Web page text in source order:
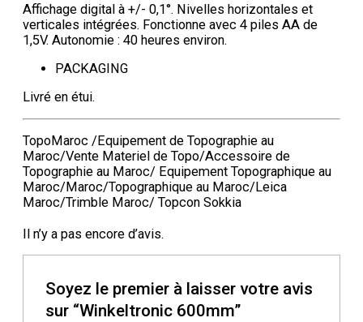
Affichage digital à +/- 0,1°. Nivelles horizontales et
verticales intégrées. Fonctionne avec 4 piles AA de
1,5V. Autonomie : 40 heures environ.
PACKAGING
Livré en étui.
TopoMaroc /Equipement de Topographie au
Maroc/Vente Materiel de Topo/Accessoire de
Topographie au Maroc/ Equipement Topographique au
Maroc/Maroc/Topographique au Maroc/Leica
Maroc/Trimble Maroc/ Topcon Sokkia
Il n’y a pas encore d’avis.
Soyez le premier à laisser votre avis
sur “Winkeltronic 600mm”